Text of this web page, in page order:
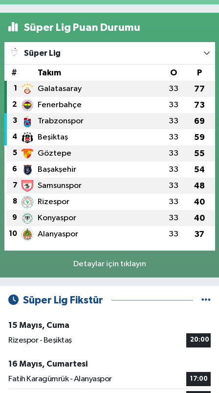
Süper Lig Puan Durumu
Süper Lig
# Takım O P
1 Galatasaray 33 77
2 Fenerbahçe 33 73
3 Trabzonspor 33 69
4 Beşiktaş 33 59
5 Göztepe 33 55
6 Başakşehir 33 54
7 Samsunspor 33 48
8 Rizespor 33 40
9 Konyaspor 33 40
10 Alanyaspor 33 37
Detaylar için tıklayın
Süper Lig Fikstür
15 Mayıs, Cuma
Rizespor - Beşiktaş
20:00
16 Mayıs, Cumartesi
Fatih Karagümrük - Alanyaspor
17:00